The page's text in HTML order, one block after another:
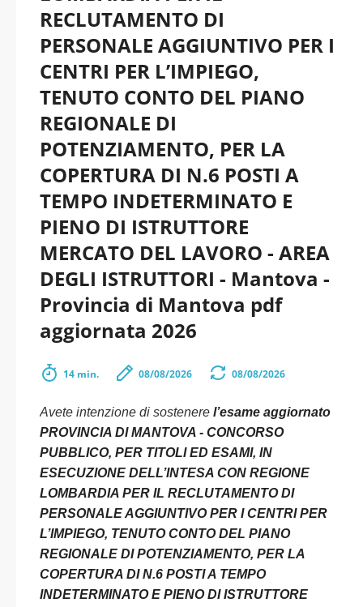
RECLUTAMENTO DI
PERSONALE AGGIUNTIVO PER I
CENTRI PER L’IMPIEGO,
TENUTO CONTO DEL PIANO
REGIONALE DI
POTENZIAMENTO, PER LA
COPERTURA DI N.6 POSTI A
TEMPO INDETERMINATO E
PIENO DI ISTRUTTORE
MERCATO DEL LAVORO - AREA
DEGLI ISTRUTTORI - Mantova -
Provincia di Mantova pdf
aggiornata 2026
14 min. 08/08/2026 08/08/2026
Avete intenzione di sostenere l’esame aggiornato
PROVINCIA DI MANTOVA - CONCORSO
PUBBLICO, PER TITOLI ED ESAMI, IN
ESECUZIONE DELL’INTESA CON REGIONE
LOMBARDIA PER IL RECLUTAMENTO DI
PERSONALE AGGIUNTIVO PER I CENTRI PER
L’IMPIEGO, TENUTO CONTO DEL PIANO
REGIONALE DI POTENZIAMENTO, PER LA
COPERTURA DI N.6 POSTI A TEMPO
INDETERMINATO E PIENO DI ISTRUTTORE